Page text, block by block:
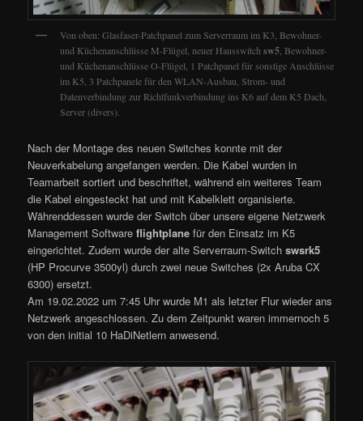
Von oben: Glasfaser-Patchpanel zum Serverraum im K3, Bewohner-
und Küchenanschlüsse M-Flügel, neuer Hausswitchsw5 , Bewohner-
und Küchenanschlüsse O-Flügel, 1 Patchpanel für sonstige Anschlüsse
im K5, 3 Patchpanele für den WLAN-Ausbau, Strom- und
Datenverbindung zur Richtfunkverbindung ins K6 auf dem K5 Dach,
Server (divers).
Nach der Montage des neuen Switches konnte mit der
Neuverkabelung angefangen werden. Die Kabel wurden in
Teamarbeit sortiert und beschriftet, während ein weiteres Team
die Kabel eingesteckt hat und mit Kabelklett organisierte.
Währenddessen wurde der Switch über unsere eigene Netzwerk
Management Softwareflightplane für den Einsatz im K5
eingerichtet. Zudem wurde der alte Serverraum-Switchswsrk5
(HP Procurve 3500yl) durch zwei neue Switches (2x Aruba CX
6300) ersetzt.
Am 19.02.2022 um 7:45 Uhr wurde M1 als letzter Flur wieder ans
Netzwerk angeschlossen. Zu dem Zeitpunkt waren immernoch 5
von den initial 10 HaDiNetlern anwesend.